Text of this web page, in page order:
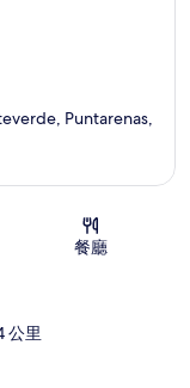
Puntarenas,
餐廳
公里